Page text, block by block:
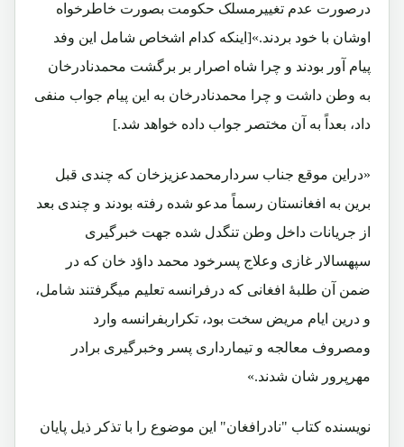
درصورت عدم تغییرمسلک حکومت بصورت خاطرخواه
اوشان با خود بردند.»[اینکه کدام اشخاص شامل این وفد
پیام آور بودند و چرا شاه اصرار بر برگشت محمدنادرخان
به وطن داشت و چرا محمدنادرخان به این پیام جواب منفی
داد، بعداً به آن مختصر جواب داده خواهد شد.]
«دراین موقع جناب سردارمحمدعزیزخان که چندی قبل
برین به افغانستان رسماً مدعو شده رفته بودند و چندی بعد
از جریانات داخل وطن تنگدل شده جهت خبرگیری
سپهسالار غازی وعلاج پسرخود محمد داؤد خان که در
ضمن آن طلبۀ افغانی که درفرانسه تعلیم میگرفتند شامل،
و درین ایام مریض سخت بود، تکراربفرانسه وارد
ومصروف معالجه و تیمارداری پسر وخبرگیری برادر
مهرپرور شان شدند.»
نویسنده کتاب "نادرافغان" این موضوع را با تذکر ذیل پایان